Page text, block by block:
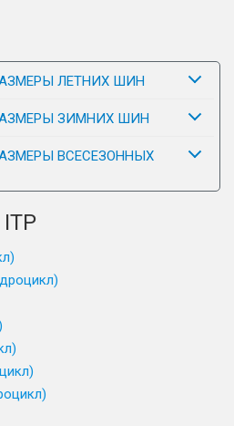
ЛЕТНИХ ШИН
ЗИМНИХ ШИН
ВСЕСЕЗОННЫХ